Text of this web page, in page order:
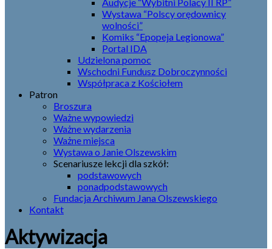
Wystawa “Polscy orędownicy
wolności”
Komiks “Epopeja Legionowa”
Portal IDA
Udzielona pomoc
Wschodni Fundusz Dobroczynności
Współpraca z Kościołem
Patron
Broszura
Ważne wypowiedzi
Ważne wydarzenia
Ważne miejsca
Wystawa o Janie Olszewskim
Scenariusze lekcji dla szkół:
podstawowych
ponadpodstawowych
Fundacja Archiwum Jana Olszewskiego
Kontakt
Aktywizacja